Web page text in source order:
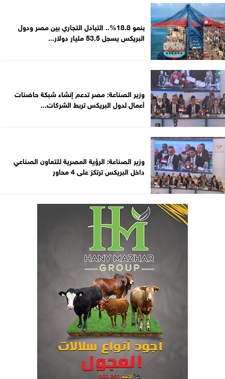
بنمو 18.8%.. التبادل التجاري بين مصر ودول
البريكس يسجل 53.5 مليار دولار...
وزير الصناعة: مصر تدعم إنشاء شبكة حاضنات
أعمال لدول البريكس تربط الشركات...
وزير الصناعة: الرؤية المصرية للتعاون الصناعي
داخل البريكس ترتكز على 4 محاور